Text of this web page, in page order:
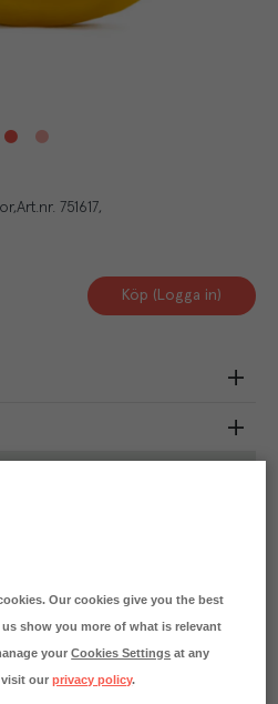
Art.nr. 751617
Köp (Logga in)
klimatet motsvarande
klimatavtryck
Our cookies give you the best
show you more of what is relevant
yourCookies Settings at any
visit ourprivacy policy.